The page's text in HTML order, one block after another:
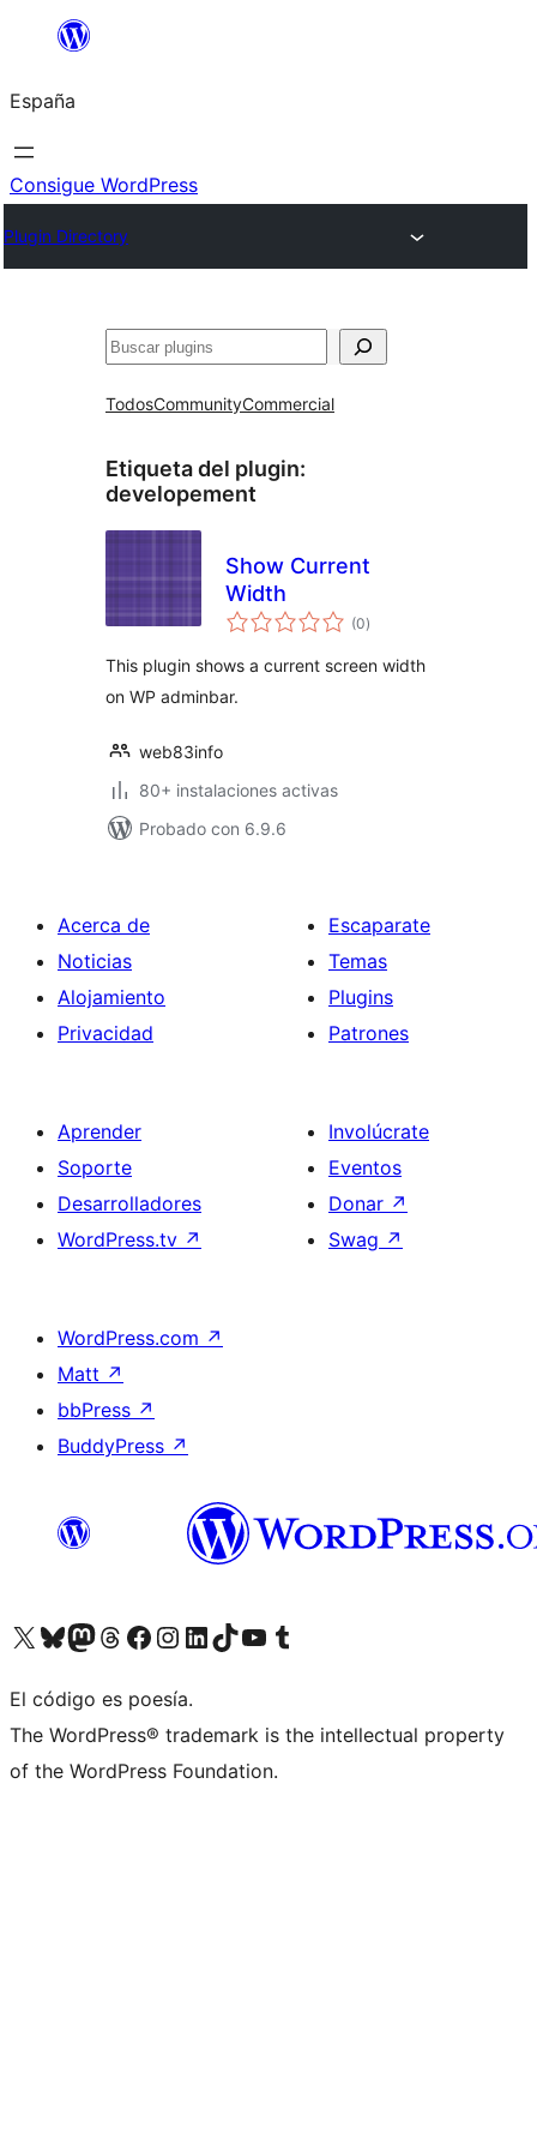
Saltar
contenido
España
Consigue WordPress
Plugin Directory
Buscar
TodosCommunityCommercial
Etiqueta del plugin:
developement
Show Current
Width
(0valoraciones
en
)
This plugin shows a current screen width
on WP adminbar.
web83info
80+ instalaciones activas
Probado con 6.9.6
Acerca de
Noticias
Alojamiento
Privacidad
Escaparate
Temas
Plugins
Patrones
Aprender
Soporte
Desarrolladores
WordPress.tv ↗
Involúcrate
Eventos
Donar ↗
Swag ↗
WordPress.com ↗
Matt ↗
bbPress ↗
BuddyPress ↗
Visita nuestra cuenta de X (anteriormente Twitter)
Visita nuestra cuenta de Bluesky
Visita nuestra cuenta de Mastodon
Visita nuestra cuenta de Threads
Visita nuestra página de Facebook
Visita nuestra cuenta de Instagram
Visita nuestra cuenta de LinkedIn
Visita nuestra cuenta de TikTok
Visita nuestro canal de YouTube
Visita nuestra cuenta de Tumblr
El código es poesía.
The WordPress® trademark is the intellectual property
of the WordPress Foundation.